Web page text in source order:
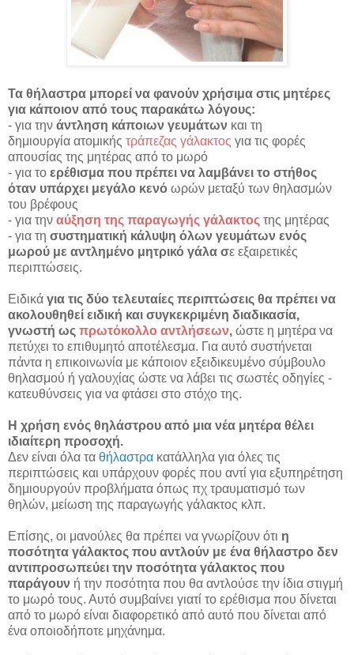
Τα θήλαστρα μπορεί να φανούν χρήσιμα στις μητέρες
για κάποιον από τους παρακάτω λόγους:
- για την άντληση κάποιων γευμάτων και τη
δημιουργία ατομικής τράπεζας γάλακτος για τις φορές
απουσίας της μητέρας από το μωρό
- για το ερέθισμα που πρέπει να λαμβάνει το στήθος
όταν υπάρχει μεγάλο κενό ωρών μεταξύ των θηλασμών
του βρέφους
- για την αύξηση της παραγωγής γάλακτος της μητέρας
- για τη συστηματική κάλυψη όλων γευμάτων ενός
μωρού με αντλημένο μητρικό γάλα σε εξαιρετικές
περιπτώσεις.
Ειδικά για τις δύο τελευταίες περιπτώσεις θα πρέπει να
ακολουθηθεί ειδική και συγκεκριμένη διαδικασία,
γνωστή ως πρωτόκολλο αντλήσεων, ώστε η μητέρα να
πετύχει το επιθυμητό αποτέλεσμα. Για αυτό συστήνεται
πάντα η επικοινωνία με κάποιον εξειδικευμένο σύμβουλο
θηλασμού ή γαλουχίας ώστε να λάβει τις σωστές οδηγίες -
κατευθύνσεις για να φτάσει στο στόχο της.
Η χρήση ενός θηλάστρου από μια νέα μητέρα θέλει
ιδιαίτερη προσοχή.
Δεν είναι όλα τα θήλαστρα κατάλληλα για όλες τις
περιπτώσεις και υπάρχουν φορές που αντί για εξυπηρέτηση
δημιουργούν προβλήματα όπως πχ τραυματισμό των
θηλών, μείωση της παραγωγής γάλακτος κλπ.
Επίσης, οι μανούλες θα πρέπει να γνωρίζουν ότι η
ποσότητα γάλακτος που αντλούν με ένα θήλαστρο δεν
αντιπροσωπεύει την ποσότητα γάλακτος που
παράγουν ή την ποσότητα που θα αντλούσε την ίδια στιγμή
το μωρό τους. Αυτό συμβαίνει γιατί το ερέθισμα που δίνεται
από το μωρό είναι διαφορετικό από αυτό που δίνεται από
ένα οποιοδήποτε μηχάνημα.